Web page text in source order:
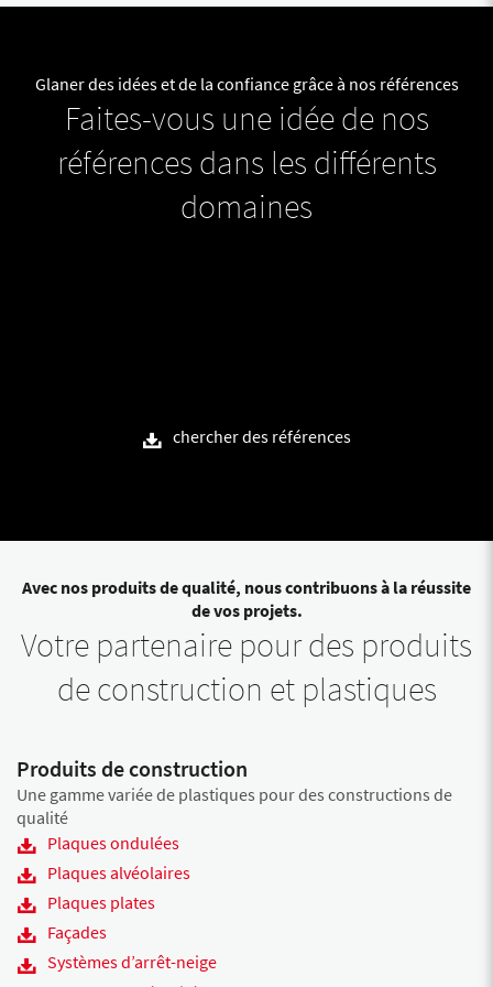
Glaner des idées et de la confiance grâce à nos références
Faites-vous une idée de nos
références dans les différents
domaines
chercher des références
Avec nos produits de qualité, nous contribuons à la réussite
de vos projets.
Votre partenaire pour des produits
de construction et plastiques
Produits de construction
Une gamme variée de plastiques pour des constructions de
qualité
Plaques ondulées
Plaques alvéolaires
Plaques plates
Façades
Systèmes d’arrêt-neige